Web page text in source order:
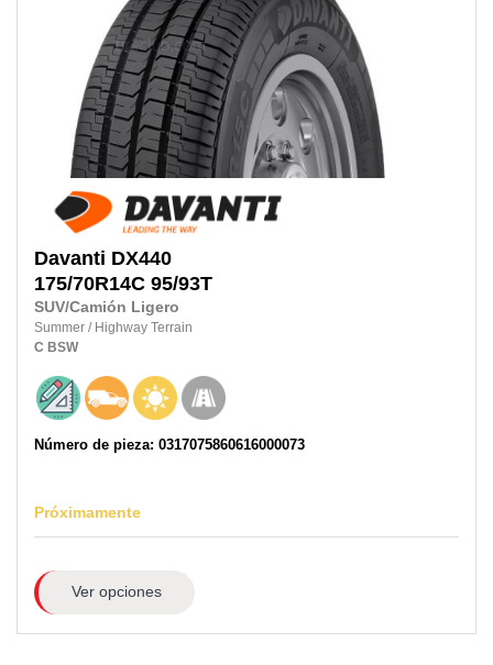
Davanti DX440
175/70R14C 95/93T
SUV/Camión Ligero
Summer / Highway Terrain
C BSW
Número de pieza: 0317075860616000073
Próximamente
Ver opciones